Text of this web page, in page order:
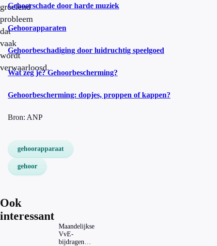
groeiend
probleem
dat
vaak
wordt
verwaarloosd.
Gehoorschade door harde muziek
Gehoorapparaten
Gehoorbeschadiging door luidruchtig speelgoed
Wat zeg je? Gehoorbescherming?
Gehoorbescherming: dopjes, proppen of kappen?
Bron: ANP
gehoorapparaat
gehoor
Ook
interessant
Maandelijkse
VvE-
bijdragen